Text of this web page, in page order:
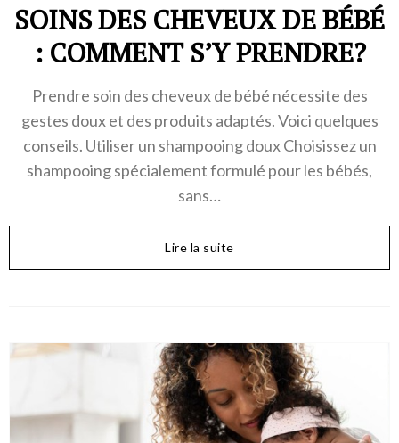
SOINS DES CHEVEUX DE BÉBÉ
: COMMENT S’Y PRENDRE?
Prendre soin des cheveux de bébé nécessite des
gestes doux et des produits adaptés. Voici quelques
conseils. Utiliser un shampooing doux Choisissez un
shampooing spécialement formulé pour les bébés,
sans…
Lire la suite